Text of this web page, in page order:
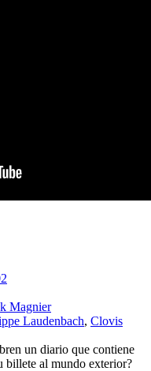
Magnier
Laudenbach, Clovis
un diario que contiene
billete al mundo exterior?